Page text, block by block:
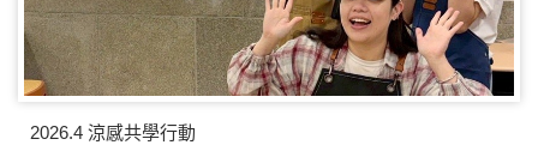
2026.4 涼感共學行動